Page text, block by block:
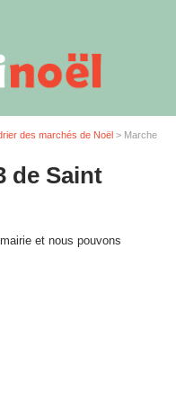
des marchés de Noël> Marche
de Saint
et nous pouvons